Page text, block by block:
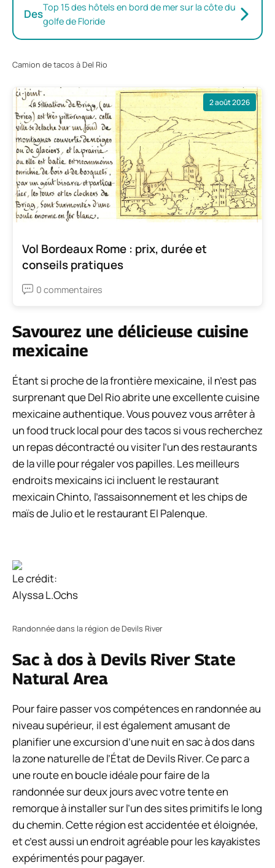
DesTop 15 des hôtels en bord de mer sur la côte du
golfe de Floride
Camion de tacos à Del Rio
2 août 2026
Vol Bordeaux Rome : prix, durée et
conseils pratiques
0 commentaires
Savourez une délicieuse cuisine
mexicaine
Étant si proche de la frontière mexicaine, il n’est pas
surprenant que Del Rio abrite une excellente cuisine
mexicaine authentique. Vous pouvez vous arrêter à
un food truck local pour des tacos si vous recherchez
un repas décontracté ou visiter l’un des restaurants
de la ville pour régaler vos papilles. Les meilleurs
endroits mexicains ici incluent le restaurant
mexicain Chinto, l’assaisonnement et les chips de
maïs de Julio et le restaurant El Palenque.
Le crédit:
Alyssa L.Ochs
Randonnée dans la région de Devils River
Sac à dos à Devils River State
Natural Area
Pour faire passer vos compétences en randonnée au
niveau supérieur, il est également amusant de
planifier une excursion d’une nuit en sac à dos dans
la zone naturelle de l’État de Devils River. Ce parc a
une route en boucle idéale pour faire de la
randonnée sur deux jours avec votre tente en
remorque à installer sur l’un des sites primitifs le long
du chemin. Cette région est accidentée et éloignée,
et c’est aussi un endroit agréable pour les kayakistes
expérimentés pour pagayer.